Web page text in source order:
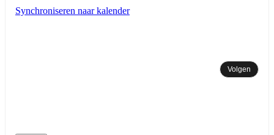
Synchroniseren naar kalender
Volgen